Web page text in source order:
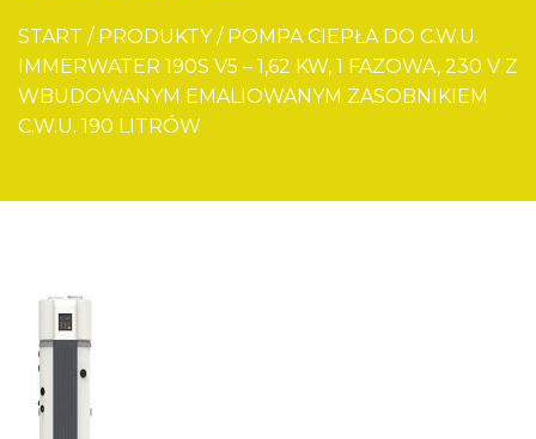
START / PRODUKTY / POMPA CIEPŁA DO C.W.U.
IMMERWATER 190S V5 – 1,62 KW, 1 FAZOWA, 230 V Z
WBUDOWANYM EMALIOWANYM ZASOBNIKIEM
C.W.U. 190 LITRÓW